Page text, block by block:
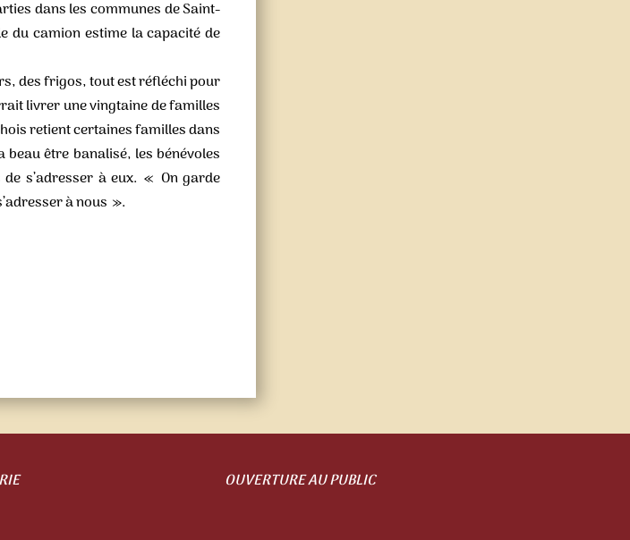
dans les communes de Saint-
du camion estime la capacité de
des frigos, tout est réfléchi pour
livrer une vingtaine de familles
retient certaines familles dans
être banalisé, les bénévoles
s’adresser à eux. « On garde
à nous ».
OUVERTURE AU PUBLIC